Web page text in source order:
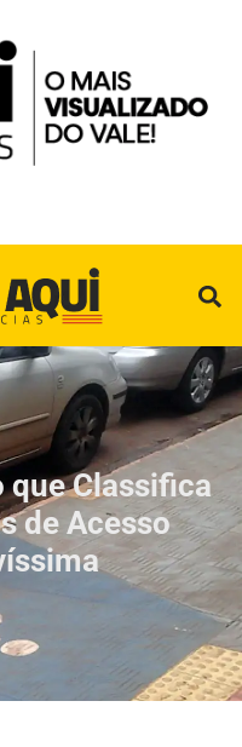
que Classifica
de Acesso